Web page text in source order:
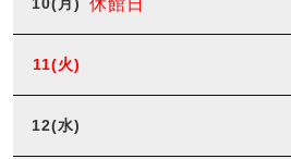
休館日
11(火)
12(水)